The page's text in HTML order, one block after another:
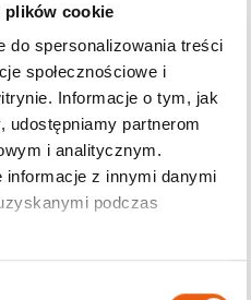
plików cookie
do spersonalizowania treści
społecznościowe i
Informacje o tym, jak
partnerom
i analitycznym.
informacje z innymi danymi
podczas
dostawa